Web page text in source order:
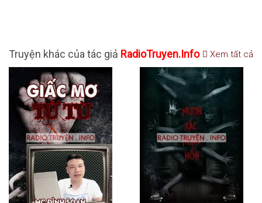
Truyện khác của tác giả RadioTruyen.Info Xem tất cả